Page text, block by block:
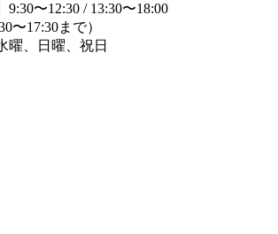
9:30〜12:30 / 13:30〜18:00
〜17:30まで）
曜、日曜、祝日